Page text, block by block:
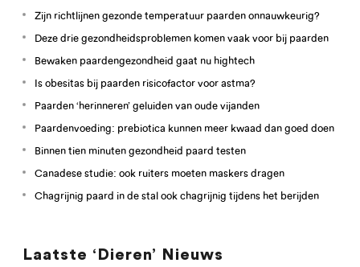
Zijn richtlijnen gezonde temperatuur paarden onnauwkeurig?
Deze drie gezondheidsproblemen komen vaak voor bij paarden
Bewaken paardengezondheid gaat nu hightech
Is obesitas bij paarden risicofactor voor astma?
Paarden ‘herinneren’ geluiden van oude vijanden
Paardenvoeding: prebiotica kunnen meer kwaad dan goed doen
Binnen tien minuten gezondheid paard testen
Canadese studie: ook ruiters moeten maskers dragen
Chagrijnig paard in de stal ook chagrijnig tijdens het berijden
Laatste ‘Dieren’ Nieuws